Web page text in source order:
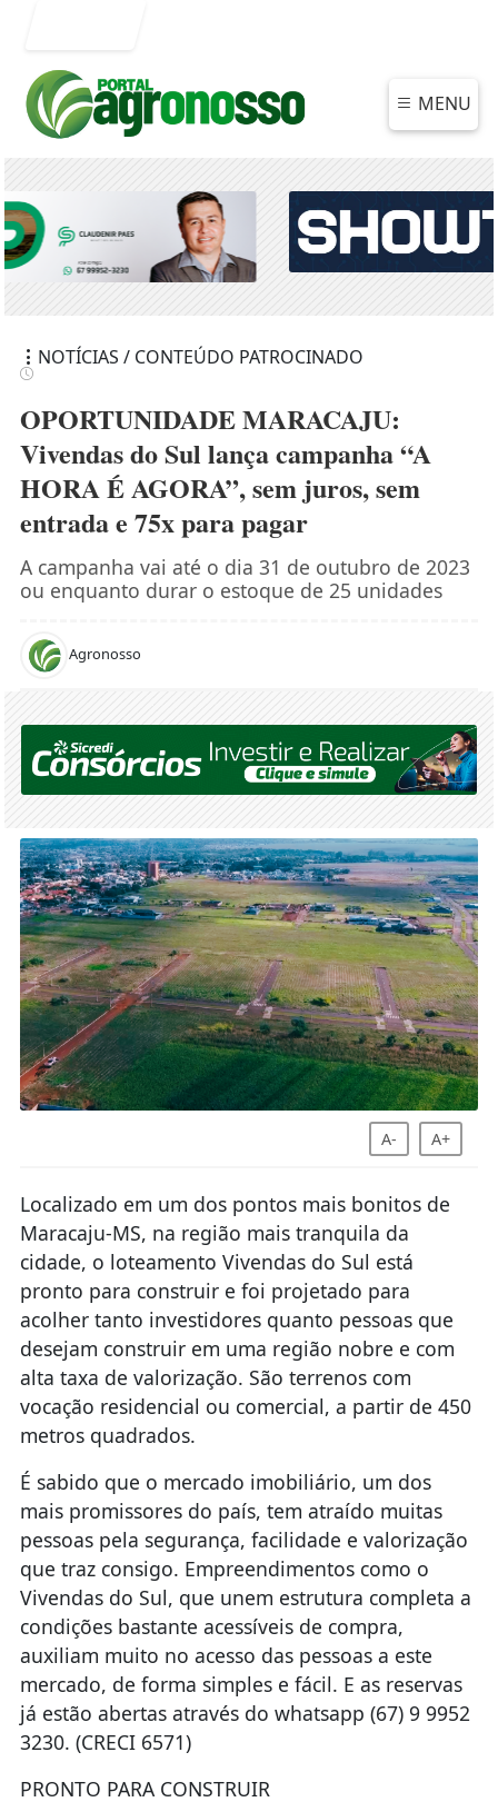
MENU
NOTÍCIAS / CONTEÚDO PATROCINADO
OPORTUNIDADE MARACAJU:
Vivendas do Sul lança campanha “A
HORA É AGORA”, sem juros, sem
entrada e 75x para pagar
A campanha vai até o dia 31 de outubro de 2023
ou enquanto durar o estoque de 25 unidades
Agronosso
A- A+
Localizado em um dos pontos mais bonitos de
Maracaju-MS, na região mais tranquila da
cidade, o loteamento Vivendas do Sul está
pronto para construir e foi projetado para
acolher tanto investidores quanto pessoas que
desejam construir em uma região nobre e com
alta taxa de valorização. São terrenos com
vocação residencial ou comercial, a partir de 450
metros quadrados.
É sabido que o mercado imobiliário, um dos
mais promissores do país, tem atraído muitas
pessoas pela segurança, facilidade e valorização
que traz consigo. Empreendimentos como o
Vivendas do Sul, que unem estrutura completa a
condições bastante acessíveis de compra,
auxiliam muito no acesso das pessoas a este
mercado, de forma simples e fácil. E as reservas
já estão abertas através do whatsapp (67) 9 9952
3230. (CRECI 6571)
PRONTO PARA CONSTRUIR